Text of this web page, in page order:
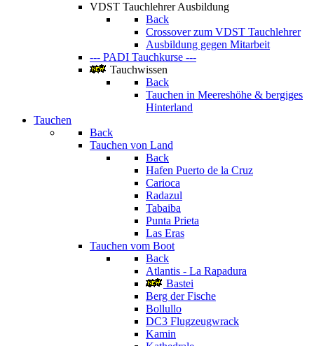
VDST Tauchlehrer Ausbildung
Back
Crossover zum VDST Tauchlehrer
Ausbildung gegen Mitarbeit
--- PADI Tauchkurse ---
Tauchwissen
Back
Tauchen in Meereshöhe & bergiges
Hinterland
Tauchen
Back
Tauchen von Land
Back
Hafen Puerto de la Cruz
Carioca
Radazul
Tabaiba
Punta Prieta
Las Eras
Tauchen vom Boot
Back
Atlantis - La Rapadura
Bastei
Berg der Fische
Bollullo
DC3 Flugzeugwrack
Kamin